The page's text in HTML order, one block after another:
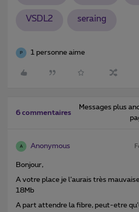
VSDL2 seraing
P 1 personne aime
6 commentaires
Messages plus
A Anonymous
Bonjour,
A votre place je l’aurais très
18Mb
A part attendre la fibre, peut-etre